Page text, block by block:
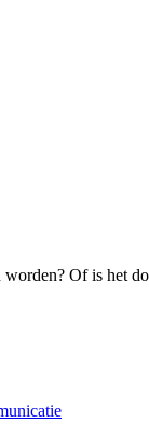
Of is het